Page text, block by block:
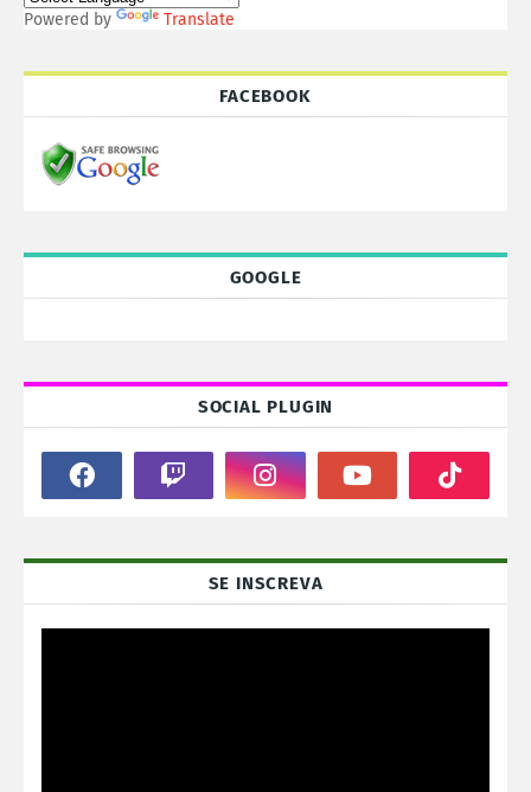
Powered by Translate
FACEBOOK
GOOGLE
SOCIAL PLUGIN
SE INSCREVA